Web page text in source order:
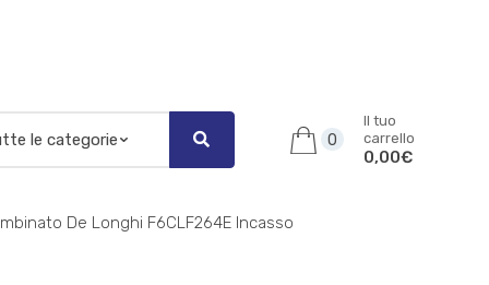
0
Il tuo
carrello
0,00€
De Longhi F6CLF264E Incasso